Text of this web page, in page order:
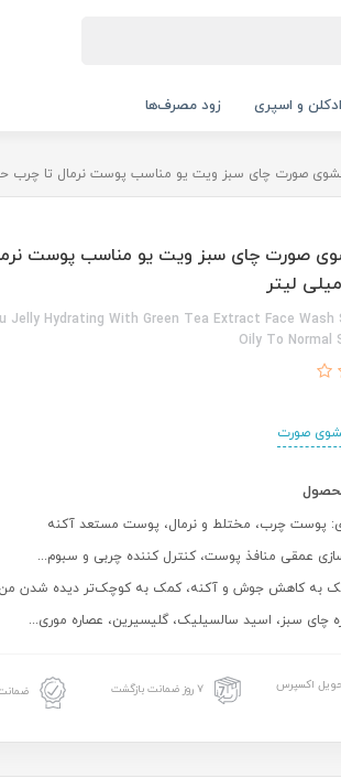
و اسپری زود مصرف‌ها
صورت چای سبز ویت یو مناسب پوست نرمال تا چرب حجم 200 میلی
صورت چای سبز ویت یو مناسب پوست
Jelly Hydrating With Green Tea Extract Face Wash
Oily To Normal
صورت
پوست چرب، مختلط و نرمال، پوست مستعد آکنه
عمقی منافذ پوست، کنترل‌ کننده چربی و سبوم...
به کاهش جوش و آکنه، کمک به کوچک‌تر دیده شدن
چای سبز، اسید سالسیلیک، گلیسیرین، عصاره موری...
اکسپرس ۷ روز ضمانت بازگشت